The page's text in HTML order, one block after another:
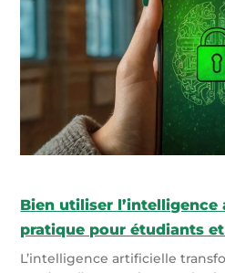
Bien utiliser l’intelligence
pratique pour étudiants
L’intelligence artificielle